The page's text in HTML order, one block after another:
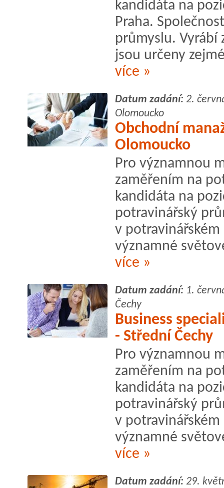
kandidáta na
Praha.
průmyslu. Vyrábí
jsou určeny
více »
Datum zadání: 2.
Olomoucko
Obchodní
Olomoucko
Pro významnou
zaměřením na
kandidáta na
potravinářský
v
významné
více »
Datum zadání: 1.
Čechy
Business
- Střední Čechy
Pro významnou
zaměřením na
kandidáta na
potravinářský
v
významné
více »
Datum zadání: 29.